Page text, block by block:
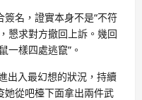
名，證實本身不是“不符
懇求對方撤回上訴。幾回
一樣四處逃竄”。
出入最幻想的狀況，持續
她從吧檯下面拿出兩件武